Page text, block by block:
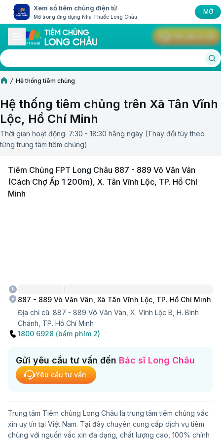
Xem sổ tiêm chủng điện tử
Mở trong ứng dụng Nhà Thuốc Long Châu
MỞ
Hệ thống tiêm chủng
Hệ thống tiêm chủng trên Xã Tân Vĩnh
Lộc, Hồ Chí Minh
Thời gian hoạt động: 7:30 - 18:30 hằng ngày (Thay đổi tùy theo
từng trung tâm tiêm chủng)
Tiêm Chủng FPT Long Châu 887 - 889 Võ Văn Vân
(Cách Chợ Ấp 1 200m), X. Tân Vĩnh Lộc, TP. Hồ Chí
Minh
887 - 889 Võ Văn Vân, Xã Tân Vĩnh Lộc, TP. Hồ Chí Minh
Địa chỉ cũ: 887 - 889 Võ Văn Vân, X. Vĩnh Lộc B, H. Bình
Chánh, TP. Hồ Chí Minh
1800 6928 (bấm phím 2)
Gửi yêu cầu tư vấn đến Bác sĩ Long Châu
Yêu cầu tư vấn
Trung tâm Tiêm chủng Long Châu là trung tâm tiêm chủng vắc
xin uy tín tại Việt Nam. Tại đây chuyên cung cấp dịch vụ tiêm
chủng với nguồn vắc xin đa dạng, chất lượng cao, 100% chính